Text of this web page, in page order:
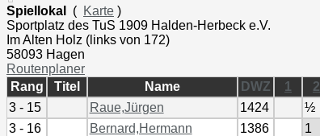
Spiellokal
( Karte )
Sportplatz des TuS 1909 Halden-Herbeck e.V.
Im Alten Holz (links von 172)
58093 Hagen
Routenplaner
Rang Titel Name DWZ 1 2
3 - 15
Raue,Jürgen 1424 ½
3 - 16
Bernard,Hermann 1386 1